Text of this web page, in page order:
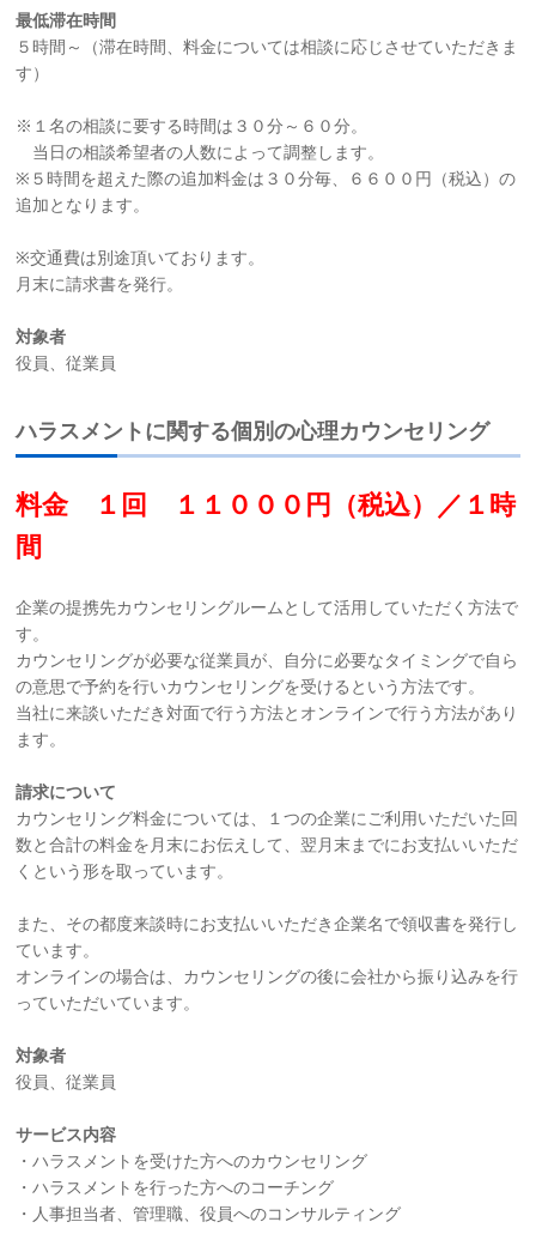
最低滞在時間
５時間～（滞在時間、料金については相談に応じさせていただきま
す）
※１名の相談に要する時間は３０分～６０分。
当日の相談希望者の人数によって調整します。
※５時間を超えた際の追加料金は３０分毎、６６００円（税込）の
追加となります。
※交通費は別途頂いております。
月末に請求書を発行。
対象者
役員、従業員
ハラスメントに関する個別の心理カウンセリング
料金 １回 １１０００円（税込）／１時
間
企業の提携先カウンセリングルームとして活用していただく方法で
す。
カウンセリングが必要な従業員が、自分に必要なタイミングで自ら
の意思で予約を行いカウンセリングを受けるという方法です。
当社に来談いただき対面で行う方法とオンラインで行う方法があり
ます。
請求について
カウンセリング料金については、１つの企業にご利用いただいた回
数と合計の料金を月末にお伝えして、翌月末までにお支払いいただ
くという形を取っています。
また、その都度来談時にお支払いいただき企業名で領収書を発行し
ています。
オンラインの場合は、カウンセリングの後に会社から振り込みを行
っていただいています。
対象者
役員、従業員
サービス内容
・ハラスメントを受けた方へのカウンセリング
・ハラスメントを行った方へのコーチング
・人事担当者、管理職、役員へのコンサルティング